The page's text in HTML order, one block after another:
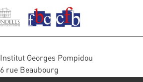
Institut Georges Pompidou
6 rue Beaubourg